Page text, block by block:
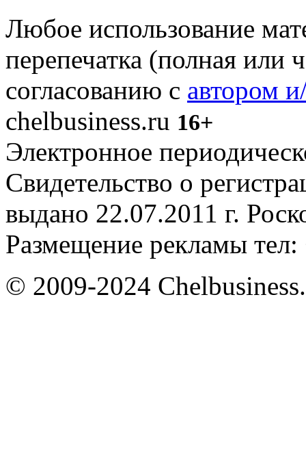
Любое использование
перепечатка (полная или
согласованию с автором
chelbusiness.ru 16+
Электронное
Свидетельство о
выдано 22.07.2011 г.
Размещение рекламы
© 2009-2024